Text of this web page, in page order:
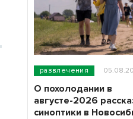
развлечения
О похолодании в
августе-2026
синоптики в